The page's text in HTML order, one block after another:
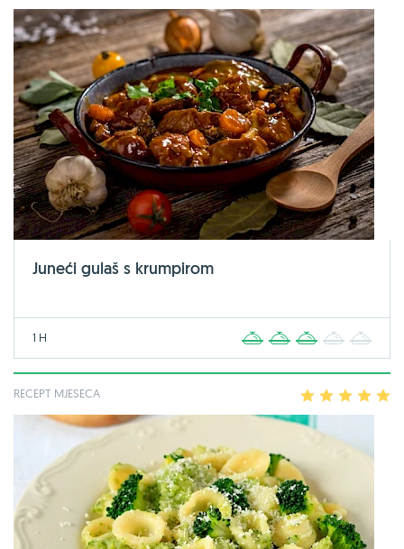
Juneći gulaš s krumpirom
1 H 2 3 4
RECEPT MJESECA 2 3 4